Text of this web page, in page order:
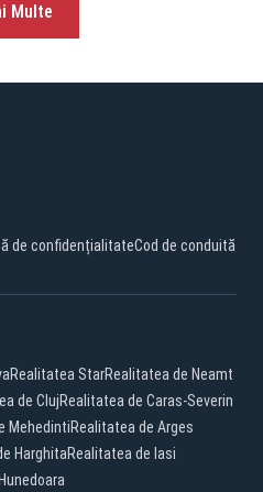
Multe
de confidențialitateCod de conduită
Realitatea StarRealitatea de Neamt
de ClujRealitatea de Caras-Severin
MehedintiRealitatea de Arges
HarghitaRealitatea de Iasi